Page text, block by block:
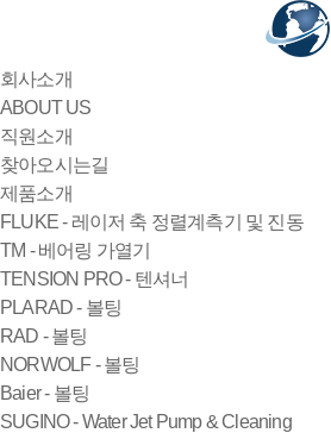
회사소개
ABOUT US
직원소개
찾아오시는길
제품소개
FLUKE - 레이저 축 정렬계측기 및 진동
TM - 베어링 가열기
TENSION PRO - 텐셔너
PLARAD - 볼팅
RAD - 볼팅
NORWOLF - 볼팅
Baier - 볼팅
SUGINO - Water Jet Pump & Cleaning